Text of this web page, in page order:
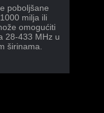
poboljšane
milja ili
omogućiti
28-433 MHz u
širinama.